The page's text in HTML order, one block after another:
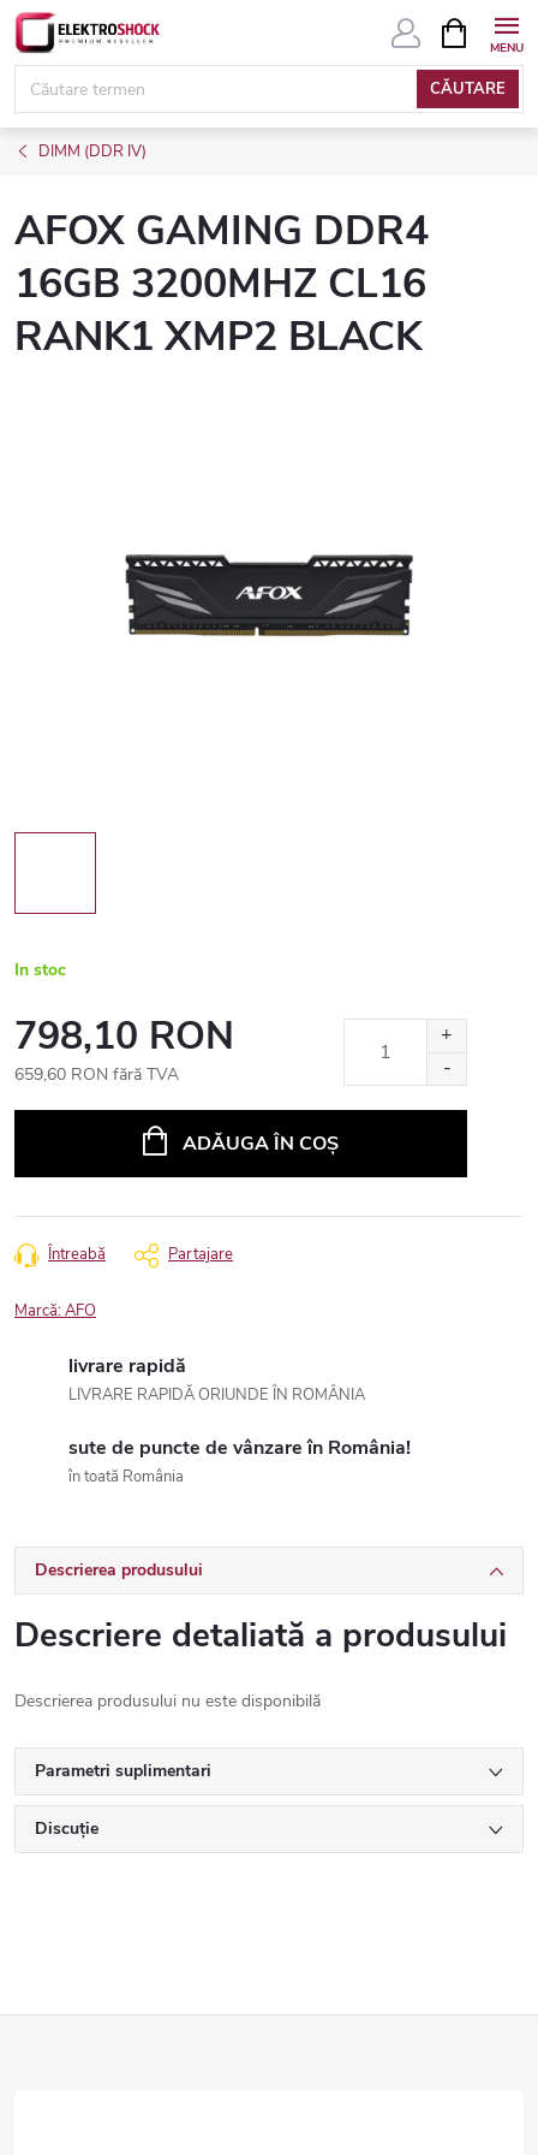
Treci
conținut
CĂUTARE
COŞ
DE
DIMM (DDR IV)
AFOX GAMING DDR4
16GB 3200MHZ CL16
RANK1 XMP2 BLACK
In stoc
798,10 RON
659,60 RON fără TVA
ADĂUGA ÎN COŞ
Întreabă Partajare
Marcă:AFO
livrare rapidă
LIVRARE RAPIDĂ ORIUNDE ÎN ROMÂNIA
sute de puncte de vânzare în România!
în toată România
Descrierea produsului
Descriere detaliată a produsului
Descrierea produsului nu este disponibilă
Parametri suplimentari
Discuţie